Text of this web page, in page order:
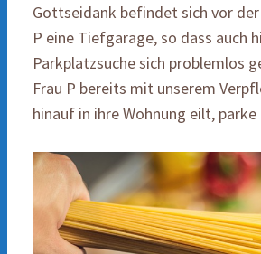
Gottseidank befindet sich vor
P eine Tiefgarage, so dass auch
Parkplatzsuche sich problemlos
Frau P bereits mit unserem
hinauf in ihre Wohnung eilt,